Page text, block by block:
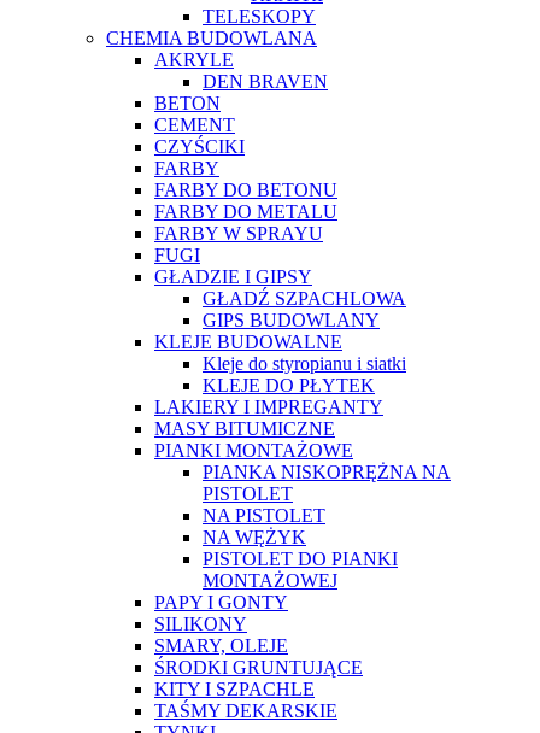
TELESKOPY
CHEMIA BUDOWLANA
AKRYLE
DEN BRAVEN
BETON
CEMENT
CZYŚCIKI
FARBY
FARBY DO BETONU
FARBY DO METALU
FARBY W SPRAYU
FUGI
GŁADZIE I GIPSY
GŁADŹ SZPACHLOWA
GIPS BUDOWLANY
KLEJE BUDOWALNE
Kleje do styropianu i siatki
KLEJE DO PŁYTEK
LAKIERY I IMPREGANTY
MASY BITUMICZNE
PIANKI MONTAŻOWE
PIANKA NISKOPRĘŻNA NA
PISTOLET
NA PISTOLET
NA WĘŻYK
PISTOLET DO PIANKI
MONTAŻOWEJ
PAPY I GONTY
SILIKONY
SMARY, OLEJE
ŚRODKI GRUNTUJĄCE
KITY I SZPACHLE
TAŚMY DEKARSKIE